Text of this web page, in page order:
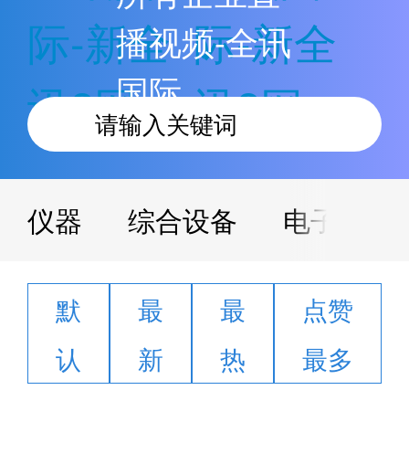
际-新全
讯2网
际-新全
讯2网
播视频-全讯
国际
仪器 综合设备 电子电工
默
认
最
新
最
热
点赞
最多